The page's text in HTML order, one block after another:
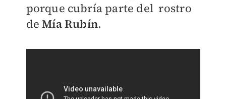
porque cubría parte del rostro
deMía Rubín.